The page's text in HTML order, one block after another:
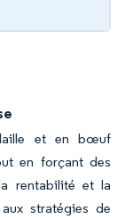
et en bœuf
en forçant des
rentabilité et la
stratégies de